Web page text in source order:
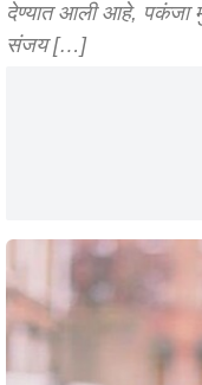
देण्यात आली आहे, पकंजा
संजय […]